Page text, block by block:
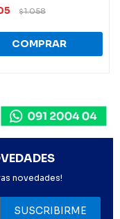
$1.058
novedades!
SUSCRIBIRME